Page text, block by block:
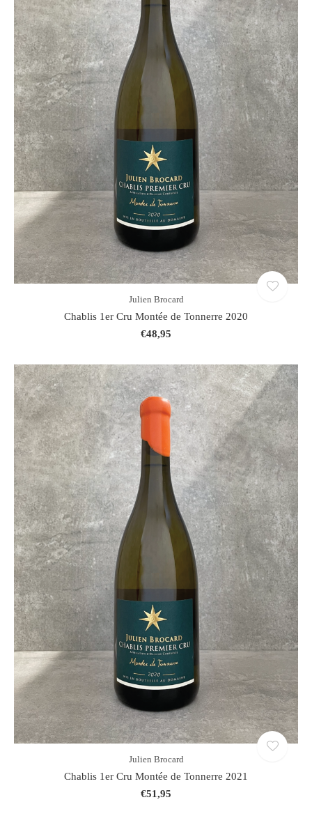
Julien Brocard
Chablis 1er Cru Montée de Tonnerre 2020
€48,95
Julien Brocard
Chablis 1er Cru Montée de Tonnerre 2021
€51,95